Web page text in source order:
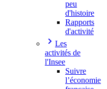
peu
d'histoire
Rapports
d'activité
Les
activités de
l'Insee
Suivre
l’économie